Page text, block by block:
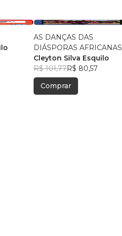
AS DANÇAS DAS
DIÁSPORAS AFRICANAS
Cleyton Silva Esquilo
R$ 101,77R$ 80,57
Comprar